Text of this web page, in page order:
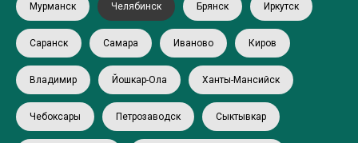
Мурманск Челябинск Брянск Иркутск
Саранск Самара Иваново Киров
Владимир Йошкар-Ола Ханты-Мансийск
Чебоксары Петрозаводск Сыктывкар